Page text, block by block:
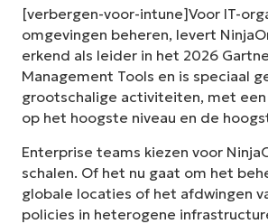
[verbergen-voor-intune]Voor IT-
omgevingen beheren, levert
erkend als leider in het 2026
Management Tools en is speciaal
grootschalige activiteiten, met
op het hoogste niveau en de
Enterprise teams kiezen voor
schalen. Of het nu gaat om het
globale locaties of het afdwingen
policies in heterogene